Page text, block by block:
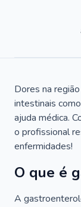
Dores na
intestinais
ajuda médica.
o profissional
enfermidades!
O que é
A